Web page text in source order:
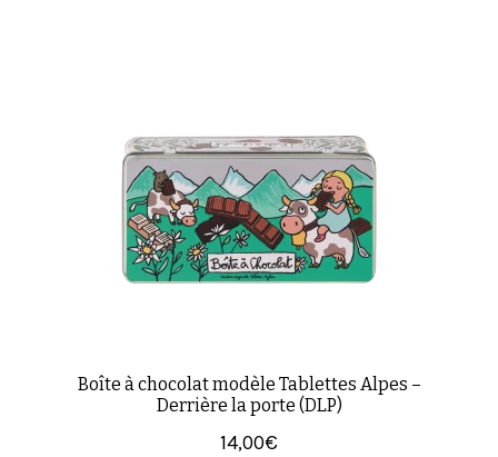
Boîte à chocolat modèle Tablettes Alpes –
Derrière la porte (DLP)
14,00€